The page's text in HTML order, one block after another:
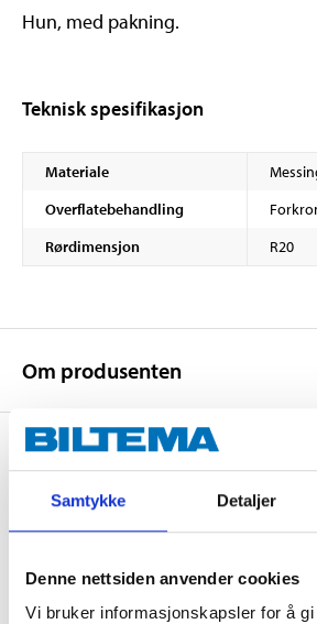
Samtykke Detaljer
Denne nettsiden anvender cookies
Vi bruker informasjonskapsler for å gi
Hun, med pakning.
Teknisk spesifikasjon
Materiale
Overflatebehandling
Rørdimensjon
R20
Om produsenten
Kjøp & Hent
Kjøp & Hent i ditt